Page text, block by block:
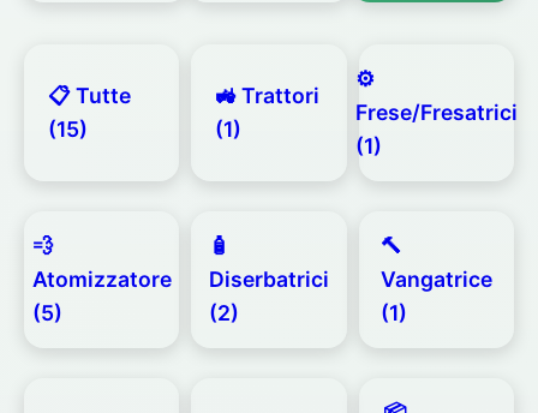
📋 Tutte
(15)
🚜 Trattori
(1)
⚙️
Frese/Fresatrici
(1)
💨
Atomizzatore
(5)
🧴
Diserbatrici
(2)
🔨
Vangatrice
(1)